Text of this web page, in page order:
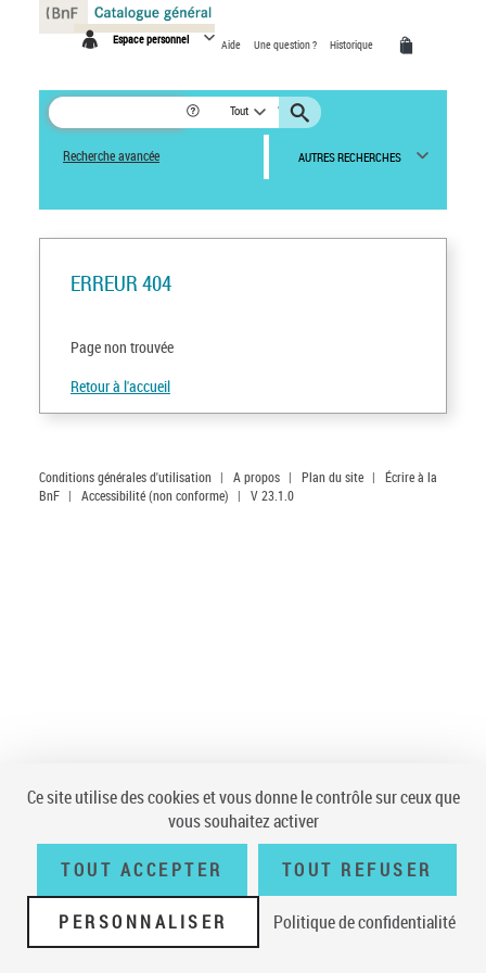
Espace personnel Aide Une question ? Historique
Tout
Recherche avancée AUTRES RECHERCHES
ERREUR 404
Page non trouvée
Retour à l'accueil
Conditions générales d'utilisation | A propos | Plan du site |
Écrire à la
BnF | Accessibilité (non conforme) | V 23.1.0
Panneau de gestion des cookies
Ce site utilise des cookies et vous donne le contrôle sur ceux que
vous souhaitez activer
TOUT ACCEPTER TOUT REFUSER
PERSONNALISER Politique de confidentialité